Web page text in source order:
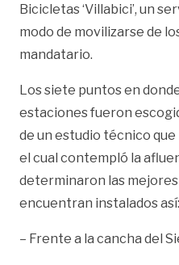
Bicicletas ‘Villabici’, un
modo de movilizarse de
mandatario.
Los siete puntos en
estaciones fueron
de un estudio técnico
el cual contempló la
determinaron las
encuentran instalados así:
– Frente a la cancha del